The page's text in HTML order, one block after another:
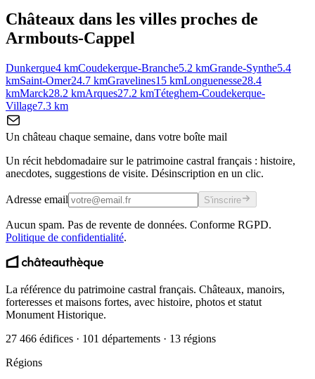
Châteaux dans les villes proches de
Armbouts-Cappel
Dunkerque4 kmCoudekerque-Branche5.2 kmGrande-Synthe5.4
kmSaint-Omer24.7 kmGravelines15 kmLonguenesse28.4
kmMarck28.2 kmArques27.2 kmTéteghem-Coudekerque-
Village7.3 km
Un château chaque semaine, dans votre boîte mail
Un récit hebdomadaire sur le patrimoine castral français : histoire,
anecdotes, suggestions de visite. Désinscription en un clic.
Adresse email S'inscrire
Aucun spam. Pas de revente de données. Conforme RGPD.
Politique de confidentialité.
La référence du patrimoine castral français. Châteaux, manoirs,
forteresses et maisons fortes, avec histoire, photos et statut
Monument Historique.
27 466 édifices · 101 départements · 13 régions
Régions